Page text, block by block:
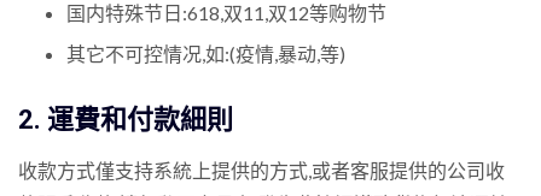
国内特殊节日:618,双11,双12等购物节
其它不可控情况,如:(疫情,暴动,等)
2. 運費和付款細則
收款方式僅支持系統上提供的方式,或者客服提供的公司收